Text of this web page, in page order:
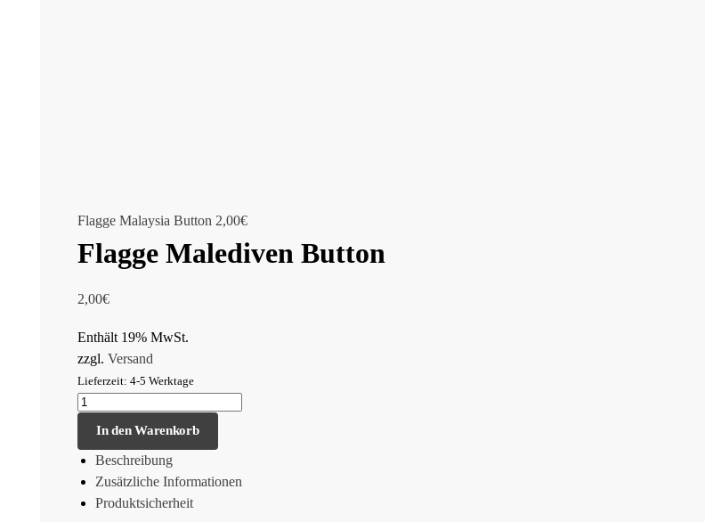
Flagge Malaysia Button 2,00€
Flagge Malediven Button
2,00€
Enthält 19% MwSt.
zzgl. Versand
Lieferzeit: 4-5 Werktage
In den Warenkorb
Beschreibung
Zusätzliche Informationen
Produktsicherheit